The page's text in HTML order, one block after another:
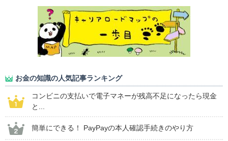
お金の知識の人気記事ランキング
コンビニの支払いで電子マネーが残高不足になったら現金
と...
簡単にできる！ PayPayの本人確認手続きのやり方